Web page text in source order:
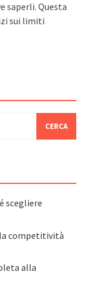
saperli. Questa
sui limiti
scegliere
competitività
alla